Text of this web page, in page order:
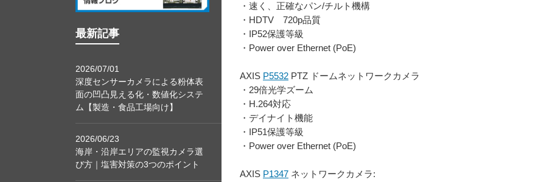
・速く、正確なパン/チルト機構
・HDTV 720p品質
・IP52保護等級
・Power over Ethernet (PoE)
AXIS P5532 PTZ ドームネットワークカメラ
・29倍光学ズーム
・H.264対応
・デイナイト機能
・IP51保護等級
・Power over Ethernet (PoE)
AXIS P1347 ネットワークカメラ:
最新記事
2026/07/01
深度センサーカメラによる粉体表
面の凹凸見える化・数値化システ
ム【製造・食品工場向け】
2026/06/23
海岸・沿岸エリアの監視カメラ選
び方｜塩害対策の3つのポイント